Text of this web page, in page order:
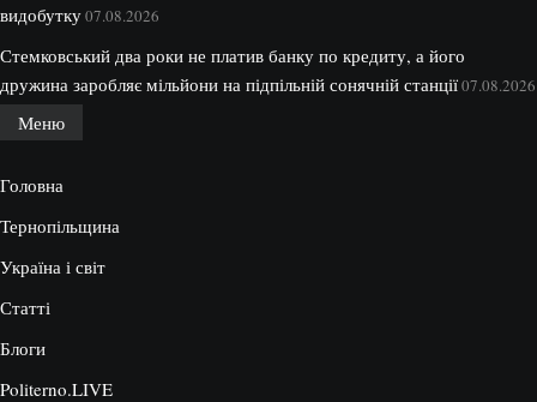
видобутку07.08.2026
Стемковський два роки не платив банку по кредиту, а його
дружина заробляє мільйони на підпільній сонячній станції07.08.2026
Меню
Головна
Тернопільщина
Україна і світ
Статті
Блоги
Politerno.LIVE